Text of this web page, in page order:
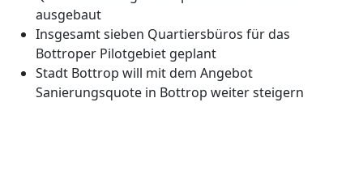
ausgebaut
Insgesamt sieben Quartiersbüros für das
Bottroper Pilotgebiet geplant
Stadt Bottrop will mit dem Angebot
Sanierungsquote in Bottrop weiter steigern